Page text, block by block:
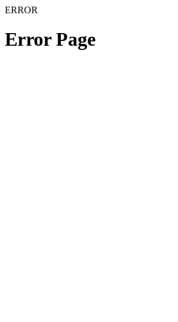
ERROR
Error Page